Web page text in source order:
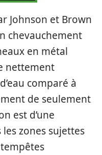
Johnson et Brown
chevauchement
en métal
nettement
comparé à
de seulement
est d’une
zones sujettes